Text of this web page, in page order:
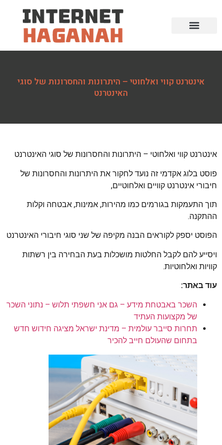
אינטרנט קווי ואלחוטי – היתרונות והחסרונות של סוגי
האינטרנט
אינטרנט קווי ואלחוטי – היתרונות והחסרונות של סוגי האינטרנט
פוסט בלוג אקדמי זה נועד לחקור את היתרונות והחסרונות של
חיבורי אינטרנט קוויים ואלחוטיים,
תוך התעמקות בגורמים כמו מהירות, אמינות, אבטחה וקלות
ההתקנה.
הפוסט יספק לקוראים הבנה מקיפה של שני סוגי חיבורי האינטרנט
ויסייע להם לקבל החלטות מושכלות בעת הבחירה בין רשתות
קוויות ואלחוטיות.
עוד באתר:
השכר באבטחת מידע – גם אני חשפתי תלוש – נתוני השכר
של מקצועות העתיד
תחרות סייבר עולמית – מדינת ישראל מציגה חידוש חדש
בתחום שהעולם חייב להכיר